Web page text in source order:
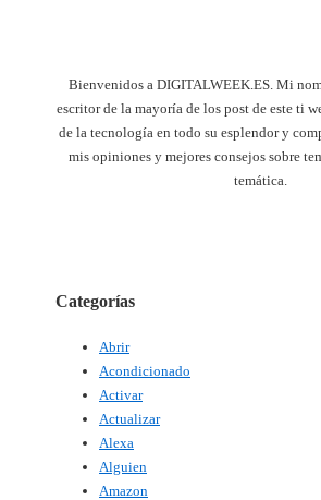
Bienvenidos a DIGITALWEEK.ES. Mi
escritor de la mayoría de los post de este ti
de la tecnología en todo su esplendor y
mis opiniones y mejores consejos sobre
temática.
Categorías
Abrir
Acondicionado
Activar
Actualizar
Alexa
Alguien
Amazon